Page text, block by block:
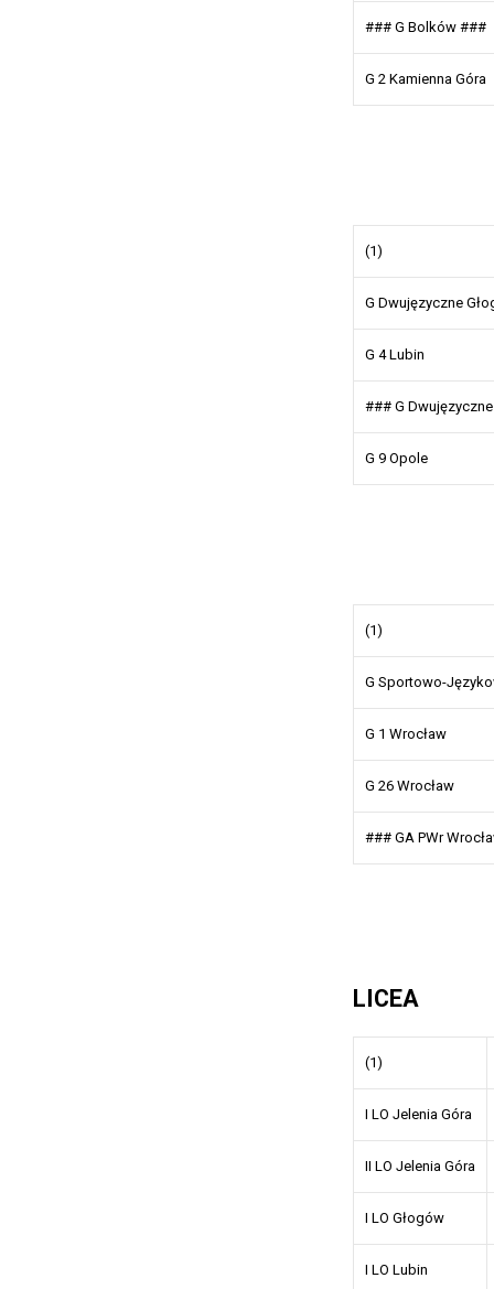
### G Bolków ###
G 2 Kamienna Góra
(1)
G Dwujęzyczne
G 4 Lubin
### G
G 9 Opole
(1)
G Sportowo-
G 1 Wrocław
G 26 Wrocław
### GA PWr
LICEA
(1)
I LO Jelenia Góra
II LO Jelenia Góra
I LO Głogów
I LO Lubin